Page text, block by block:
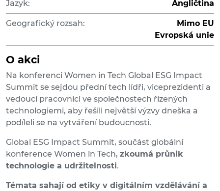
Jazyk: Angličtina
Geografický rozsah:
Mimo EU
Evropská unie
O akci
Na konferenci Women in Tech Global ESG Impact
Summit se sejdou přední tech lídři, viceprezidenti a
vedoucí pracovníci ve společnostech řízených
technologiemi, aby řešili největší výzvy dneška a
podíleli se na vytváření budoucnosti.
Global ESG Impact Summit, součást globální
konference Women in Tech, zkoumá průnik
technologie a udržitelnosti.
Témata sahají od etiky v digitálním vzdělávání a